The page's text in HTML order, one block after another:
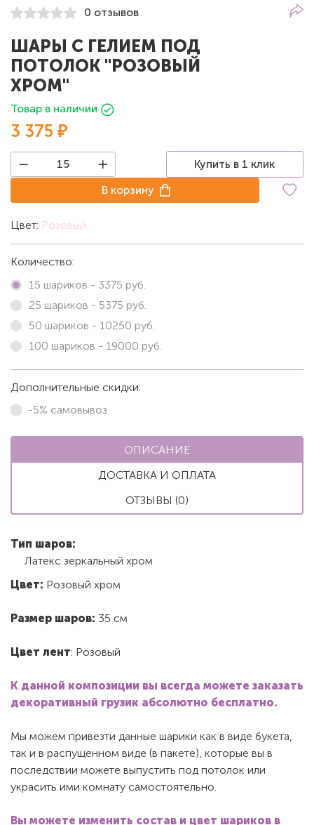
0 отзывов
ШАРЫ С ГЕЛИЕМ ПОД
ПОТОЛОК "РОЗОВЫЙ
ХРОМ"
Товар в наличии
3 375 ₽
Купить в 1 клик
В корзину
Цвет: Розовый
Количество:
15 шариков - 3375 руб.
25 шариков - 5375 руб.
50 шариков - 10250 руб.
100 шариков - 19000 руб.
Дополнительные скидки:
-5% самовывоз
ОПИСАНИЕ
ДОСТАВКА И ОПЛАТА
ОТЗЫВЫ (0)
Тип шаров:
Латекс зеркальный хром
Цвет: Розовый хром
Размер шаров: 35 см
Цвет лент: Розовый
К данной композиции вы всегда можете заказать
декоративный грузик абсолютно бесплатно.
Мы можем привезти данные шарики как в виде букета,
так и в распущенном виде (в пакете), которые вы в
последствии можете выпустить под потолок или
украсить ими комнату самостоятельно.
Вы можете изменить состав и цвет шариков в